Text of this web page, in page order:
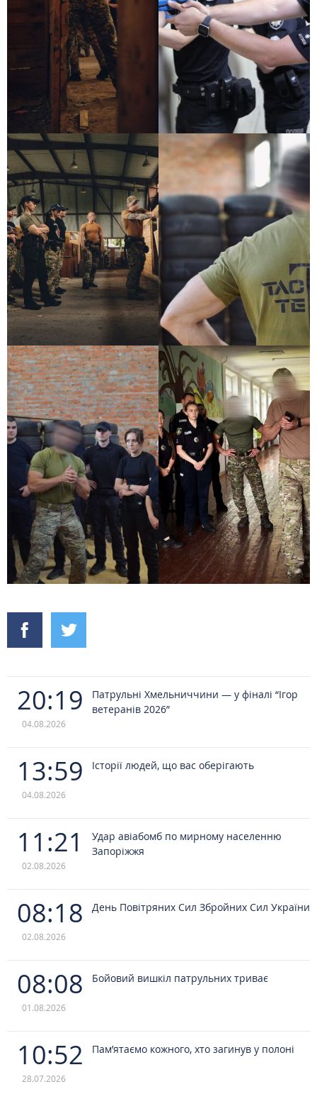
20:19
04.08.2026
Патрульні Хмельниччини — у фіналі “Ігор
ветеранів 2026”
13:59
04.08.2026
Історії людей, що вас оберігають
11:21
02.08.2026
Удар авіабомб по мирному населенню
Запоріжжя
08:18
02.08.2026
День Повітряних Сил Збройних Сил України
08:08
01.08.2026
Бойовий вишкіл патрульних триває
10:52
28.07.2026
Пам’ятаємо кожного, хто загинув у полоні